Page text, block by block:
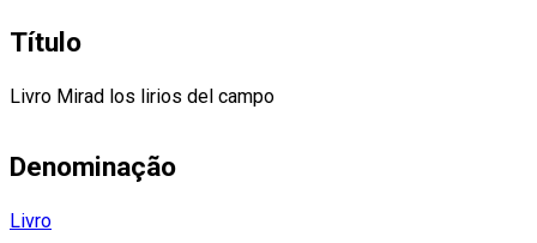
Título
Livro Mirad los lirios del campo
Denominação
Livro